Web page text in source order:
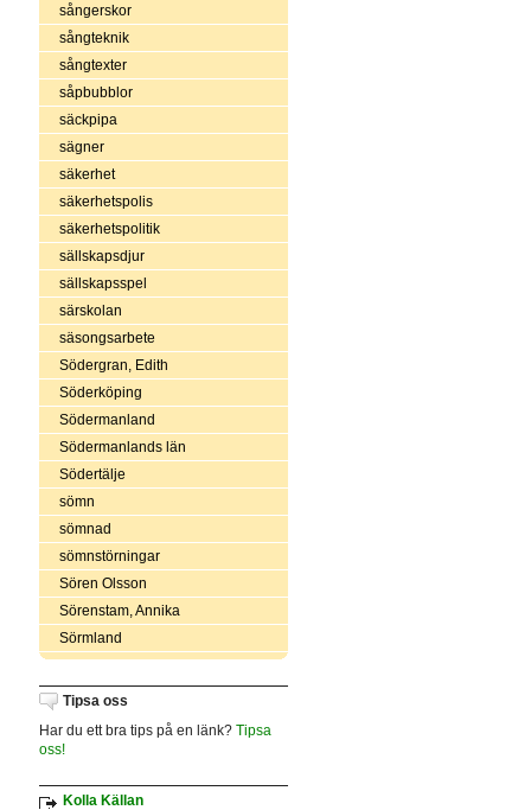
sångerskor
sångteknik
sångtexter
såpbubblor
säckpipa
sägner
säkerhet
säkerhetspolis
säkerhetspolitik
sällskapsdjur
sällskapsspel
särskolan
säsongsarbete
Södergran, Edith
Söderköping
Södermanland
Södermanlands län
Södertälje
sömn
sömnad
sömnstörningar
Sören Olsson
Sörenstam, Annika
Sörmland
Tipsa oss
Har du ett bra tips på en länk? Tipsa
oss!
Kolla Källan